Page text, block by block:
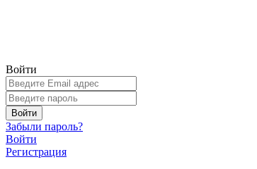
Войти
Войти
Забыли пароль?
Войти
Регистрация